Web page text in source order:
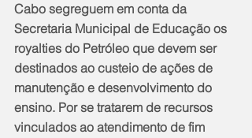
Cabo segreguem em conta da
Secretaria Municipal de Educação os
royalties do Petróleo que devem ser
destinados ao custeio de ações de
manutenção e desenvolvimento do
ensino. Por se tratarem de recursos
vinculados ao atendimento de fim